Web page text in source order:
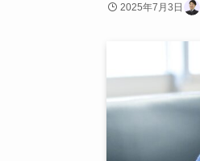
2025年7月3日